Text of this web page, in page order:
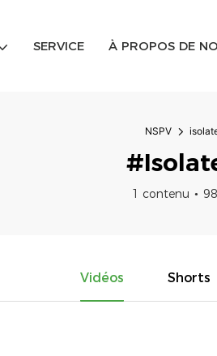
SERVICE À PROPOS DE
NSPV
1 contenu
Vidéos Shorts